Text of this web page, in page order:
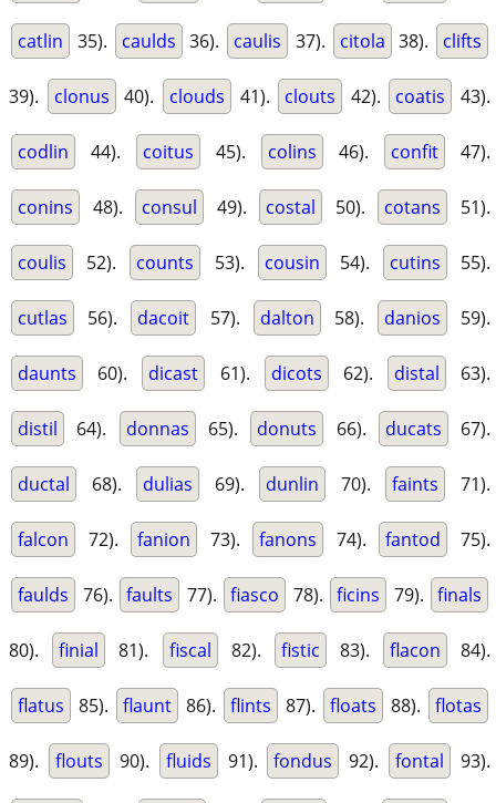
catlin 35). caulds 36). caulis 37). citola 38). clifts
39). clonus 40). clouds 41). clouts 42). coatis 43).
codlin 44). coitus 45). colins 46). confit 47).
conins 48). consul 49). costal 50). cotans 51).
coulis 52). counts 53). cousin 54). cutins 55).
cutlas 56). dacoit 57). dalton 58). danios 59).
daunts 60). dicast 61). dicots 62). distal 63).
distil 64). donnas 65). donuts 66). ducats 67).
ductal 68). dulias 69). dunlin 70). faints 71).
falcon 72). fanion 73). fanons 74). fantod 75).
faulds 76). faults 77). fiasco 78). ficins 79). finals
80). finial 81). fiscal 82). fistic 83). flacon 84).
flatus 85). flaunt 86). flints 87). floats 88). flotas
89). flouts 90). fluids 91). fondus 92). fontal 93).